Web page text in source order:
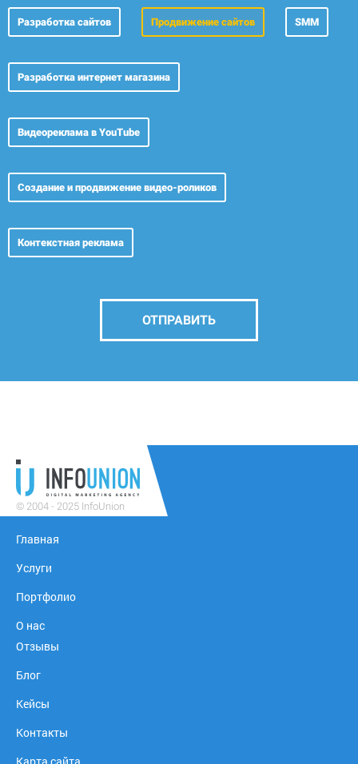
Разработка сайтов Продвижение сайтов SMM
Разработка интернет магазина
Видеореклама в YouTube
Создание и продвижение видео-роликов
Контекстная реклама
ОТПРАВИТЬ
© 2004 - 2025 InfoUnion
Главная
Услуги
Портфолио
О нас
Отзывы
Блог
Кейсы
Контакты
Карта сайта